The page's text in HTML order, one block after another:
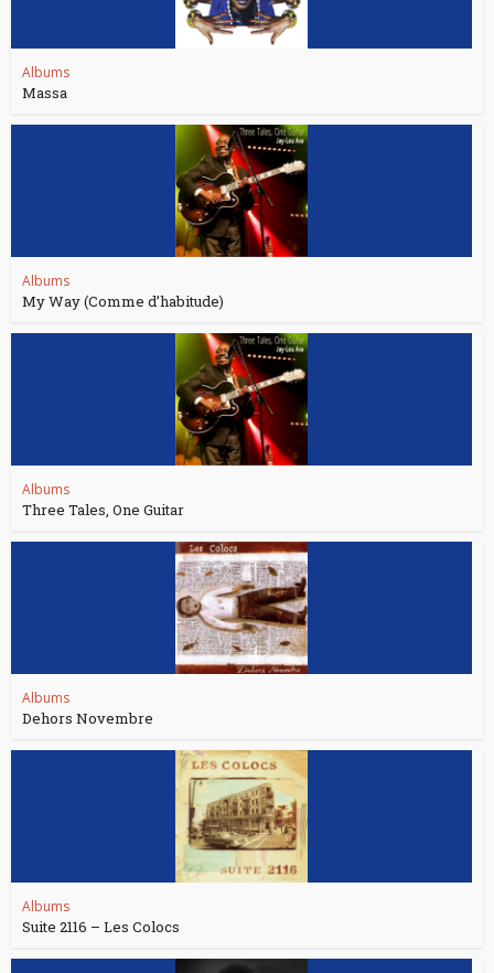
Albums
Massa
Albums
My Way (Comme d’habitude)
Albums
Three Tales, One Guitar
Albums
Dehors Novembre
Albums
Suite 2116 – Les Colocs